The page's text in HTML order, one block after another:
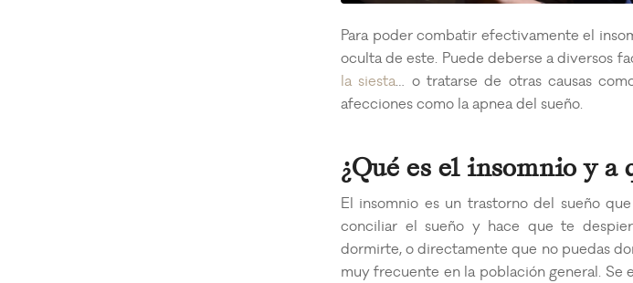
Para poder combatir efectivamente el
oculta de este. Puede deberse a diversos
la siesta… o tratarse de otras causas
afecciones como la apnea del sueño.
¿Qué es el insomnio y a
El insomnio es un trastorno del sueño
conciliar el sueño y hace que te
dormirte, o directamente que no puedas
muy frecuente en la población general. Se